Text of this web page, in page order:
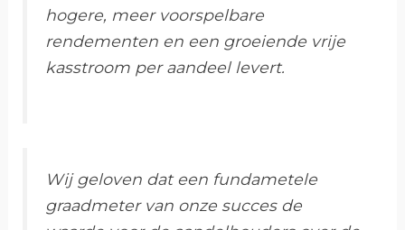
hogere, meer voorspelbare
rendementen en een groeiende vrije
kasstroom per aandeel levert.
Wij geloven dat een fundametele
graadmeter van onze succes de